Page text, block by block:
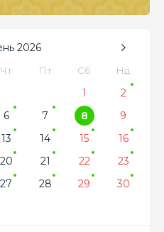
2026
Чт Пт Сб Нд
1
2
6 7 8
9
13 14 15
16
20 21 22
23
27 28 29
30